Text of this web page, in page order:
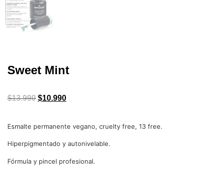
Sweet Mint
$13.990 $10.990
Esmalte permanente vegano, cruelty free, 13 free.
Hiperpigmentado y autonivelable.
Fórmula y pincel profesional.